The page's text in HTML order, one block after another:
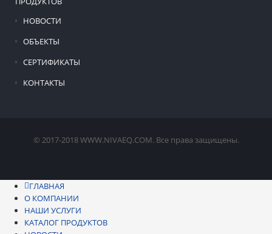
НОВОСТИ
ОБЪЕКТЫ
СЕРТИФИКАТЫ
КОНТАКТЫ
© 2017-2018 WWW.NIVAEQ.COM. Все права защищены.
ГЛАВНАЯ
О КОМПАНИИ
НАШИ УСЛУГИ
КАТАЛОГ ПРОДУКТОВ